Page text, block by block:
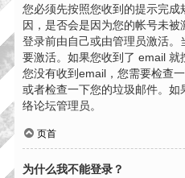
您必须先按照您收到的提示完
因，是否会是因为您的帐号未
登录前由自己或由管理员激活
要激活。如果您收到了 email
您没有收到email，您需要检查
或者检查一下您的垃圾邮件。
络论坛管理员。
页首
为什么我不能登录？